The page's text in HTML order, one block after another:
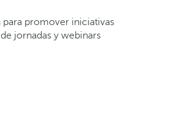
para promover iniciativas
jornadas y webinars